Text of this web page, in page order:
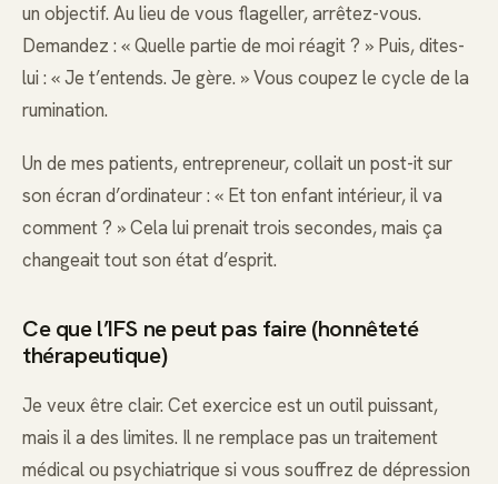
un objectif. Au lieu de vous flageller, arrêtez-vous.
Demandez : « Quelle partie de moi réagit ? » Puis, dites-
lui : « Je t’entends. Je gère. » Vous coupez le cycle de la
rumination.
Un de mes patients, entrepreneur, collait un post-it sur
son écran d’ordinateur : « Et ton enfant intérieur, il va
comment ? » Cela lui prenait trois secondes, mais ça
changeait tout son état d’esprit.
Ce que l’IFS ne peut pas faire (honnêteté
thérapeutique)
Je veux être clair. Cet exercice est un outil puissant,
mais il a des limites. Il ne remplace pas un traitement
médical ou psychiatrique si vous souffrez de dépression